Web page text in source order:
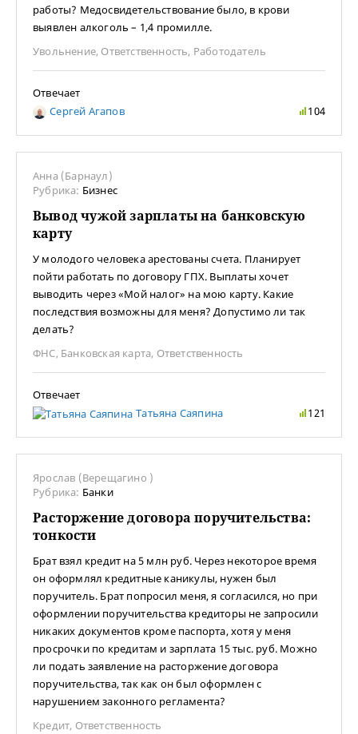
работы? Медосвидетельствование было, в крови
выявлен алкоголь – 1,4 промилле.
Увольнение, Ответственность, Работодатель
Отвечает
Сергей Агапов
104
Анна (Барнаул)
Рубрика: Бизнес
Вывод чужой зарплаты на банковскую
карту
У молодого человека арестованы счета. Планирует
пойти работать по договору ГПХ. Выплаты хочет
выводить через «Мой налог» на мою карту. Какие
последствия возможны для меня? Допустимо ли так
делать?
ФНС, Банковская карта, Ответственность
Отвечает
Татьяна Саяпина
121
Ярослав (Верещагино )
Рубрика: Банки
Расторжение договора поручительства:
тонкости
Брат взял кредит на 5 млн руб. Через некоторое время
он оформлял кредитные каникулы, нужен был
поручитель. Брат попросил меня, я согласился, но при
оформлении поручительства кредиторы не запросили
никаких документов кроме паспорта, хотя у меня
просрочки по кредитам и зарплата 15 тыс. руб. Можно
ли подать заявление на расторжение договора
поручительства, так как он был оформлен с
нарушением законного регламента?
Кредит, Ответственность